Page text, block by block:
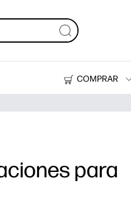
COMPRAR
Impresoras
para